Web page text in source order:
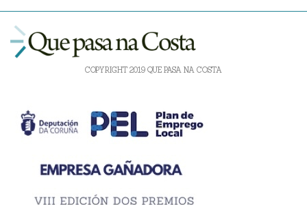
COPYRIGHT 2019 QUE PASA NA COSTA